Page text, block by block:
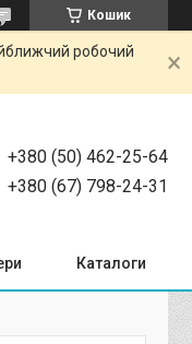
Кошик
робочий
+380 (50) 462-25-64
+380 (67) 798-24-31
Каталоги